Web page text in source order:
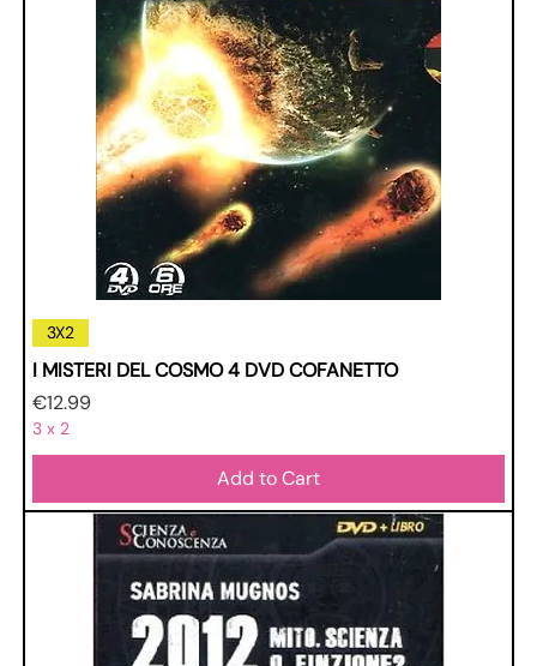
3X2
I MISTERI DEL COSMO 4 DVD COFANETTO
Price
€12.99
3 x 2
Add to Cart